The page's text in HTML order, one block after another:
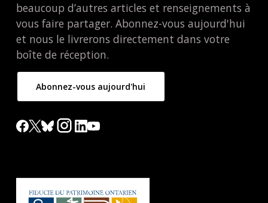
beaucoup d’autres articles et renseignements à
vous faire partager. Abonnez-vous aujourd'hui
et nous le livrerons directement dans votre
boîte de réception.
Abonnez-vous aujourd'hui